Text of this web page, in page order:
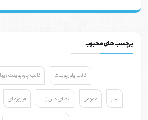
برچسب های محبوب
قالب پاورپوینت زیبا قالب پاورپوینت
فیروزه ای فضای متن زیاد عمومی سبز